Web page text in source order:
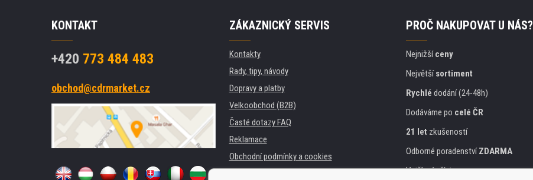
KONTAKT
+420 773 484 483
obchod@cdrmarket.cz
ZÁKAZNICKÝ SERVIS
Kontakty
Rady, tipy, návody
Dopravy a platby
Velkoobchod (B2B)
Časté dotazy FAQ
Reklamace
Obchodní podmínky a cookies
PROČ NAKUPOVAT U NÁS?
Nejnižšíceny
Největšísortiment
Rychlé dodání (24-48h)
Dodáváme po celé ČR
21 let zkušeností
Odborné poradenstvíZDARMA
Vstřícný přístup